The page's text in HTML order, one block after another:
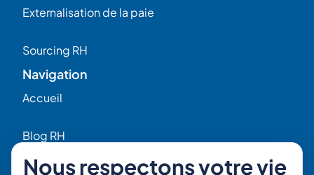
Externalisation de la paie
Sourcing RH
Navigation
Accueil
Blog RH
Nous respectons votre vie